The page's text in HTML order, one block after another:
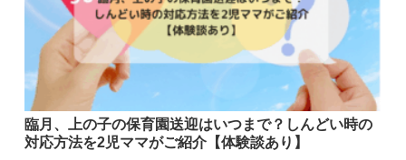
臨月、上の子の保育園送迎はいつまで？しんどい時の
対応方法を2児ママがご紹介【体験談あり】